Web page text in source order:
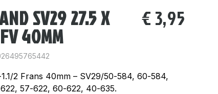
SV29 27.5 X
40MM
€ 3,95
2 Frans 40mm – SV29/50-584, 60-584,
57-622, 60-622, 40-635.